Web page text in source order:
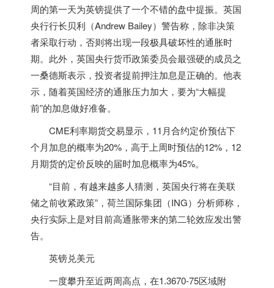
周的第一天为英镑提供了一个不错的盘中提振。 英国
央行行长贝利（Andrew Bailey）警告称，除非决策
者采取行动，否则将出现一段极具破坏性的通胀时
期。此外， 英国央行货币政策委员会最强硬的成员之
一桑德斯表示，投资者提前押注加息是正确的。他表
示，随着英国经济的通胀压力加大，要为“大幅提
前”的加息做好准备。
CME利率期货交易显示，11月合约定价预估下
个月加息的概率为20%，高于上周时预估的12%，12
月期货的定价反映的届时加息概率为45%。
“目前，有越来越多人猜测， 英国央行将在美联
储之前收紧政策”，荷兰国际集团（ING）分析师称，
央行实际上是对目前高通胀带来的第二轮效应发出警
告。
英镑兑美元
一度攀升至近两周高点，在1.3670-75区域附